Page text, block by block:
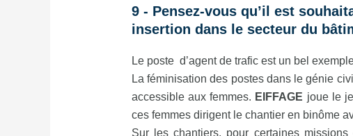
9 - Pensez-vous qu’il est
insertion dans le secteur du
Le poste d’agent de trafic est un bel
La féminisation des postes dans le génie
accessible aux femmes. EIFFAGE joue le
ces femmes dirigent le chantier en binôme
Sur les chantiers, pour certaines